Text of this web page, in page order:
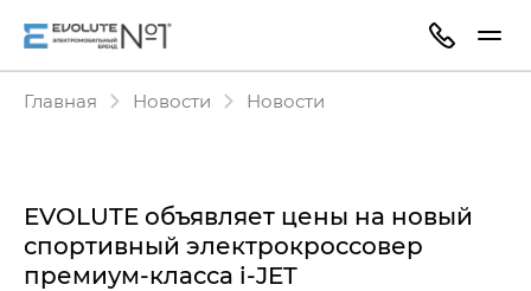
Главная Новости Новости
EVOLUTE объявляет цены на новый
спортивный электрокроссовер
премиум-класса i‑JET